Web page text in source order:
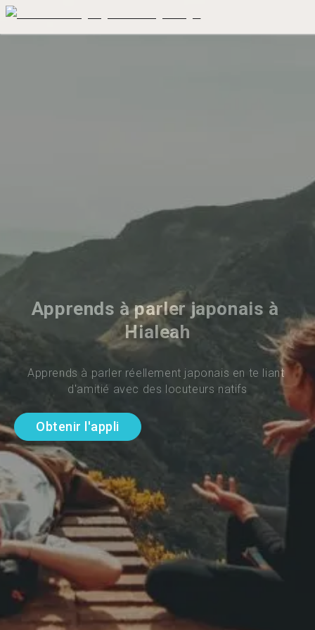
Apprends à parler japonais à
Hialeah
Apprends à parler réellement japonais en te liant
d'amitié avec des locuteurs natifs
Obtenir l'appli